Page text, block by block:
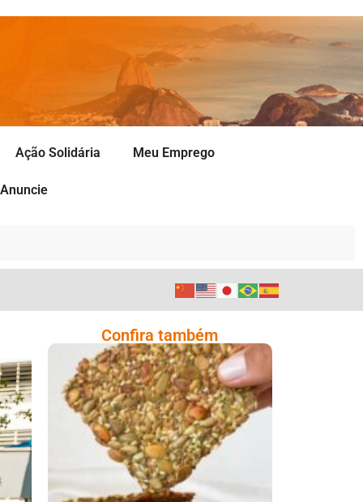
Ação Solidária Meu Emprego
Anuncie
Confira também
Comer Bem: Cracker
De Sementes